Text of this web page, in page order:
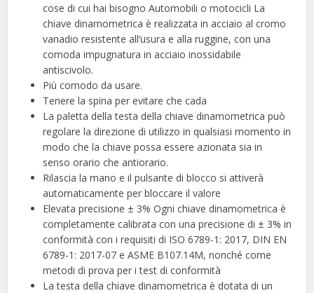
cose di cui hai bisogno Automobili o motocicli La
chiave dinamometrica è realizzata in acciaio al cromo
vanadio resistente all’usura e alla ruggine, con una
comoda impugnatura in acciaio inossidabile
antiscivolo.
Più comodo da usare.
Tenere la spina per evitare che cada
La paletta della testa della chiave dinamometrica può
regolare la direzione di utilizzo in qualsiasi momento in
modo che la chiave possa essere azionata sia in
senso orario che antiorario.
Rilascia la mano e il pulsante di blocco si attiverà
automaticamente per bloccare il valore
Elevata precisione ± 3% Ogni chiave dinamometrica è
completamente calibrata con una precisione di ± 3% in
conformità con i requisiti di ISO 6789-1: 2017, DIN EN
6789-1: 2017-07 e ASME B107.14M, nonché come
metodi di prova per i test di conformità
La testa della chiave dinamometrica è dotata di un